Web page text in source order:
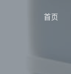
首页